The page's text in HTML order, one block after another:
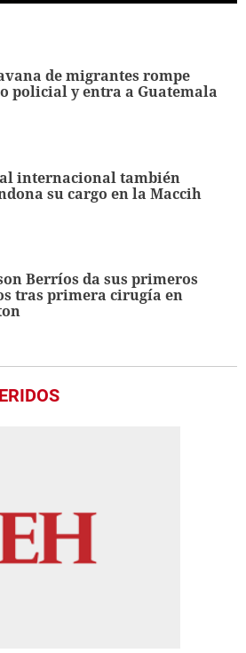
de migrantes rompe
policial y entra a Guatemala
internacional también
su cargo en la Maccih
Berríos da sus primeros
tras primera cirugía en